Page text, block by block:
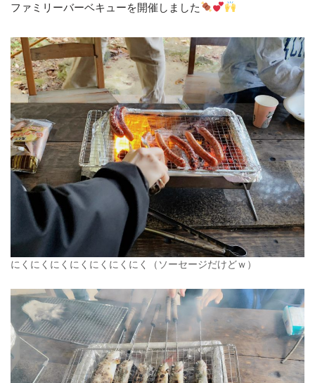
ファミリーバーベキューを開催しました
にくにくにくにくにくにくにく（ソーセージだけどｗ）